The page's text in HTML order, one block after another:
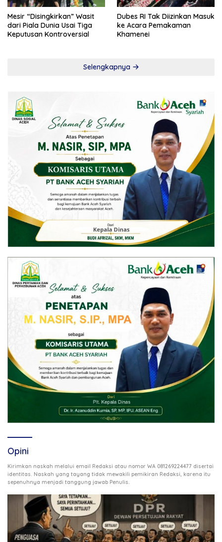
Mesir “Disingkirkan” Wasit
dari Piala Dunia Usai Tiga
Keputusan Kontroversial
Dubes RI Tak Diizinkan Masuk
ke Acara Pemakaman
Khamenei
Selengkapnya
Opini
Kirimkan naskah melalui email Redaksi atau nomor WA 081269224477 disertai
identitas. Naskah yang tayang tidak mewakili pemikiran Redaksi, karena itu
sepenuhnya menjadi tanggung jawab Penulis